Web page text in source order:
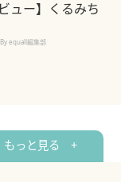
ュー】くるみち
By equall編集部
もっと見る +